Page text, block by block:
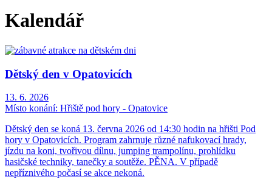
Kalendář
Dětský den v Opatovicích
13. 6. 2026
Místo konání: Hřiště pod hory - Opatovice
Dětský den se koná 13. června 2026 od 14:30 hodin na hřišti Pod
hory v Opatovicích. Program zahrnuje různé nafukovací hrady,
jízdu na koni, tvořivou dílnu, jumping trampolínu, prohlídku
hasičské techniky, tanečky a soutěže. PĚNA. V případě
nepříznivého počasí se akce nekoná.